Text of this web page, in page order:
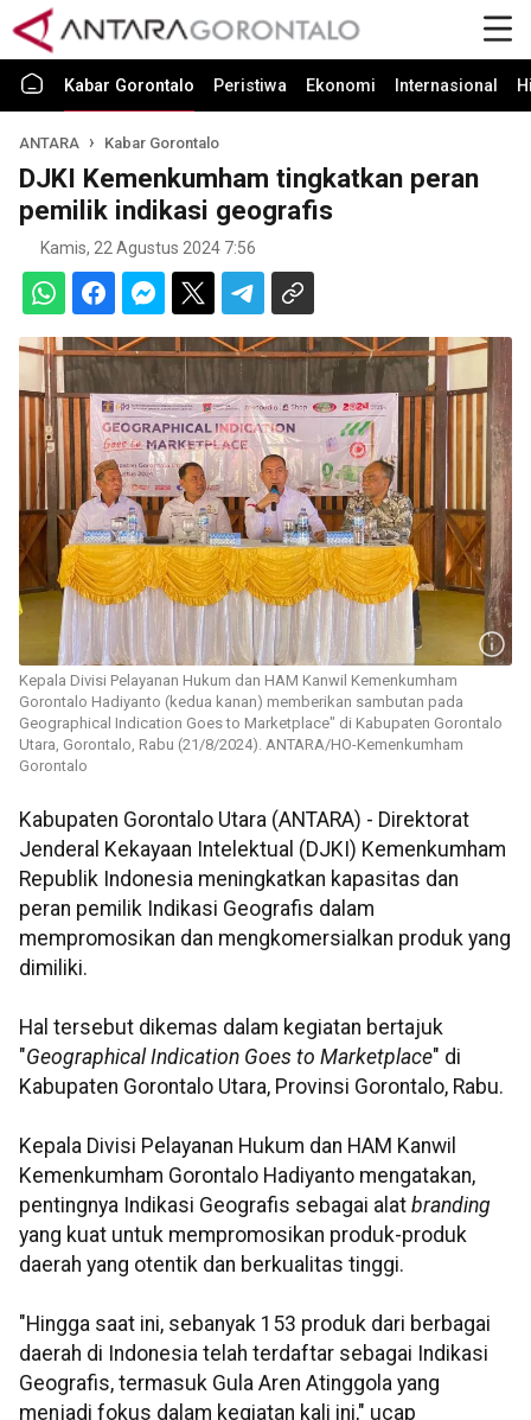
Kabar Gorontalo Peristiwa Ekonomi Internasional
ANTARA Kabar Gorontalo
DJKI Kemenkumham tingkatkan peran
pemilik indikasi geografis
Kamis, 22 Agustus 2024 7:56
Kepala Divisi Pelayanan Hukum dan HAM Kanwil Kemenkumham
Gorontalo Hadiyanto (kedua kanan) memberikan sambutan pada
Geographical Indication Goes to Marketplace" di Kabupaten Gorontalo
Utara, Gorontalo, Rabu (21/8/2024). ANTARA/HO-Kemenkumham
Gorontalo
Kabupaten Gorontalo Utara (ANTARA) - Direktorat
Jenderal Kekayaan Intelektual (DJKI) Kemenkumham
Republik Indonesia meningkatkan kapasitas dan
peran pemilik Indikasi Geografis dalam
mempromosikan dan mengkomersialkan produk yang
dimiliki.
Hal tersebut dikemas dalam kegiatan bertajuk
"Geographical Indication Goes to Marketplace" di
Kabupaten Gorontalo Utara, Provinsi Gorontalo, Rabu.
Kepala Divisi Pelayanan Hukum dan HAM Kanwil
Kemenkumham Gorontalo Hadiyanto mengatakan,
pentingnya Indikasi Geografis sebagai alat branding
yang kuat untuk mempromosikan produk-produk
daerah yang otentik dan berkualitas tinggi.
"Hingga saat ini, sebanyak 153 produk dari berbagai
daerah di Indonesia telah terdaftar sebagai Indikasi
Geografis, termasuk Gula Aren Atinggola yang
menjadi fokus dalam kegiatan kali ini," ucap